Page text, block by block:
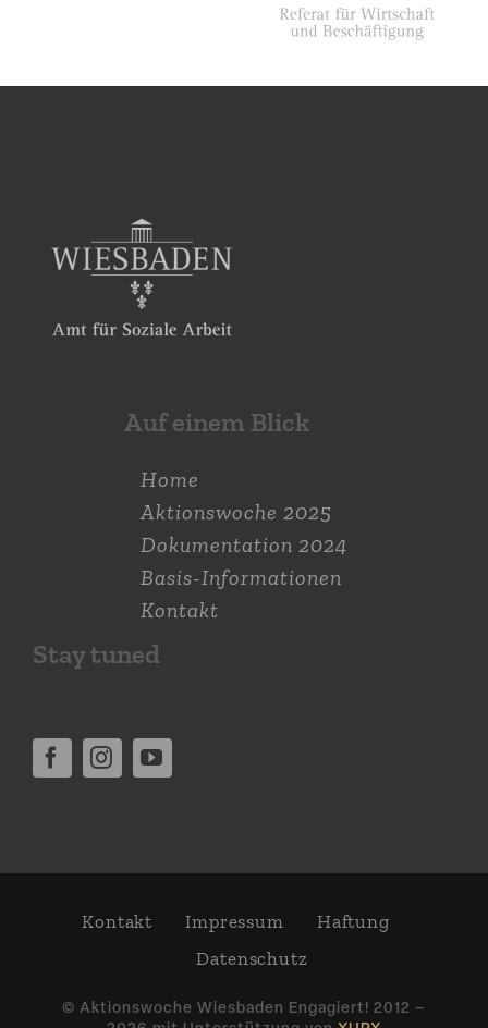
Auf einem Blick
Home
Aktions­woche 2025
Dokumen­tation 2024
Basis-Informationen
Kontakt
Stay tuned
Kontakt Impressum
Haftung
Daten­schutz
© Aktions­woche Wiesbaden Engagiert! 2012 –